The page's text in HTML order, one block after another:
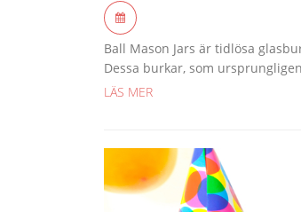
Ball Mason Jars är tidlösa
Dessa burkar, som
LÄS MER